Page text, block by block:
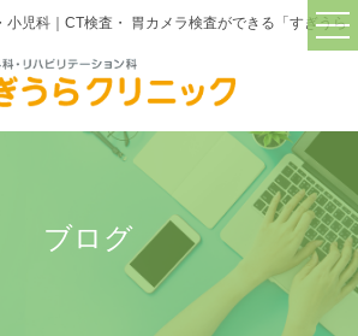
小児科｜CT検査・ 胃カメラ検査ができる「すぎうら
ブログ